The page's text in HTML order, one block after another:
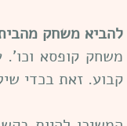
להביא משחק
משחק קופסא וכו'.
קבוע. זאת בכדי